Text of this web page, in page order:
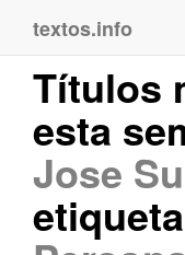
textos.info
Títulos
esta
Jose